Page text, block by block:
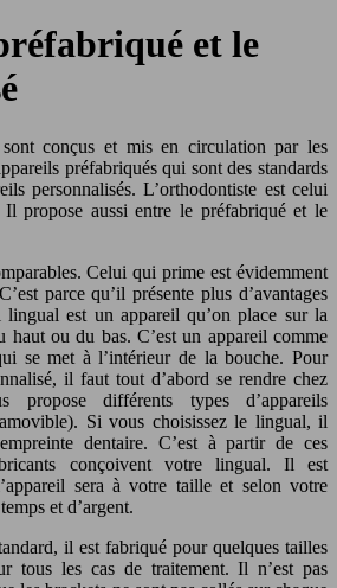
et le
sont conçus et mis en circulation par les
préfabriqués qui sont des standards
personnalisés. L’orthodontiste est celui
propose aussi entre le préfabriqué et le
Celui qui prime est évidemment
parce qu’il présente plus d’avantages
lingual est un appareil qu’on place sur la
haut ou du bas. C’est un appareil comme
se met à l’intérieur de la bouche. Pour
il faut tout d’abord se rendre chez
propose différents types d’appareils
Si vous choisissez le lingual, il
dentaire. C’est à partir de ces
conçoivent votre lingual. Il est
sera à votre taille et selon votre
et d’argent.
il est fabriqué pour quelques tailles
tous les cas de traitement. Il n’est pas